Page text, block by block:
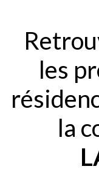
les
la